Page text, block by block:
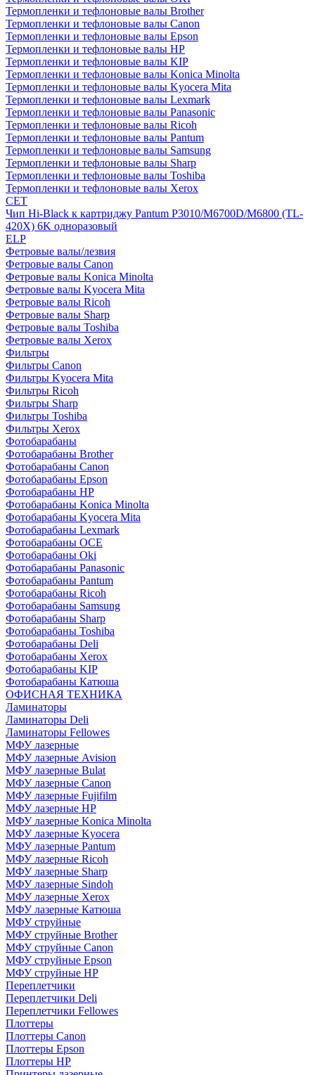
Термопленки и тефлоновые валы Brother
Термопленки и тефлоновые валы Canon
Термопленки и тефлоновые валы Epson
Термопленки и тефлоновые валы HP
Термопленки и тефлоновые валы KIP
Термопленки и тефлоновые валы Konica Minolta
Термопленки и тефлоновые валы Kyocera Mita
Термопленки и тефлоновые валы Lexmark
Термопленки и тефлоновые валы Panasonic
Термопленки и тефлоновые валы Ricoh
Термопленки и тефлоновые валы Pantum
Термопленки и тефлоновые валы Samsung
Термопленки и тефлоновые валы Sharp
Термопленки и тефлоновые валы Toshiba
Термопленки и тефлоновые валы Xerox
CET
Чип Hi-Black к картриджу Pantum P3010/M6700D/M6800 (TL-
420X) 6K одноразовый
ELP
Фетровые валы/лезвия
Фетровые валы Canon
Фетровые валы Konica Minolta
Фетровые валы Kyocera Mita
Фетровые валы Ricoh
Фетровые валы Sharp
Фетровые валы Toshiba
Фетровые валы Xerox
Фильтры
Фильтры Canon
Фильтры Kyocera Mita
Фильтры Ricoh
Фильтры Sharp
Фильтры Toshiba
Фильтры Xerox
Фотобарабаны
Фотобарабаны Brother
Фотобарабаны Canon
Фотобарабаны Epson
Фотобарабаны HP
Фотобарабаны Konica Minolta
Фотобарабаны Kyocera Mita
Фотобарабаны Lexmark
Фотобарабаны OCE
Фотобарабаны Oki
Фотобарабаны Panasonic
Фотобарабаны Pantum
Фотобарабаны Ricoh
Фотобарабаны Samsung
Фотобарабаны Sharp
Фотобарабаны Toshiba
Фотобарабаны Deli
Фотобарабаны Xerox
Фотобарабаны KIP
Фотобарабаны Катюша
ОФИСНАЯ ТЕХНИКА
Ламинаторы
Ламинаторы Deli
Ламинаторы Fellowes
МФУ лазерные
МФУ лазерные Avision
МФУ лазерные Bulat
МФУ лазерные Canon
МФУ лазерные Fujifilm
МФУ лазерные HP
МФУ лазерные Konica Minolta
МФУ лазерные Kyocera
МФУ лазерные Pantum
МФУ лазерные Ricoh
МФУ лазерные Sharp
МФУ лазерные Sindoh
МФУ лазерные Xerox
МФУ лазерные Катюша
МФУ струйные
МФУ струйные Brother
МФУ струйные Canon
МФУ струйные Epson
МФУ струйные HP
Переплетчики
Переплетчики Deli
Переплетчики Fellowes
Плоттеры
Плоттеры Canon
Плоттеры Epson
Плоттеры HP